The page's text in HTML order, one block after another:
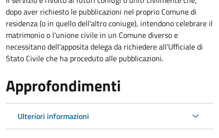
dopo aver richiesto le pubblicazioni nel proprio Comune di
residenza (o in quello dell'altro coniuge), intendono celebrare il
matrimonio o l'unione civile in un Comune diverso e
necessitano dell'apposita delega da richiedere all'Ufficiale di
Stato Civile che ha proceduto alle pubblicazioni.
Approfondimenti
Ulteriori informazioni